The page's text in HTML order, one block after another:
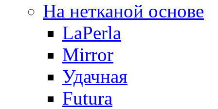
На нетканой основе
LaPerla
Mirror
Удачная
Futura